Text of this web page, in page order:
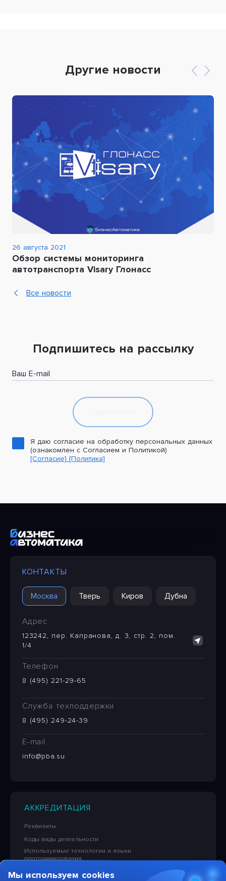
Другие новости
26 августа 2021
Обзор системы мониторинга
автотранспорта Visary Глонасс
Все новости
Подпишитесь на рассылку
Ваш E-mail
Я даю согласие на обработку персональных данных
(ознакомлен с Согласием и Политикой)
[Согласие] [Политика]
КОНТАКТЫ
Москва Тверь Киров Дубна
Адрес
123242, пер. Капранова, д. 3, стр. 2, пом.
1/4
Телефон
8 (495) 221-29-65
Служба техподдержки
8 (495) 249-24-39
E-mail
info@pba.su
АККРЕДИТАЦИЯ
Реквизиты
Коды виды деятельности
Используемые технологии и языки
программирования
Сведения об исключительных правах на ПО
Мы используем cookies